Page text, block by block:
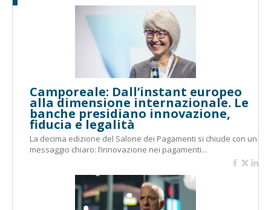
Camporeale: Dall’instant europeo
alla dimensione internazionale. Le
banche presidiano innovazione,
fiducia e legalità
La decima edizione del Salone dei Pagamenti si chiude con un
messaggio chiaro: l’innovazione nei pagamenti...